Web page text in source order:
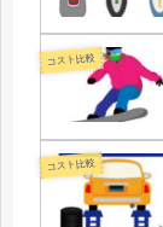
コスト比較
コスト比較